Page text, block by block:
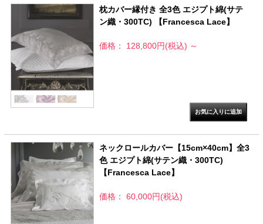
枕カバー縁付き 全3色 エジプト綿(サテ
ン織・300TC) 【Francesca Lace】
価格： 128,800円(税込) ～
ネックロールカバー【15cm×40cm】全3
色 エジプト綿(サテン織・300TC)
【Francesca Lace】
価格： 60,000円(税込)